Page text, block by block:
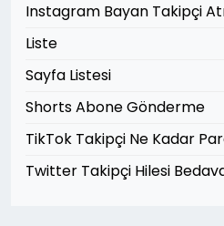
Instagram Bayan Takipçi
Liste
Sayfa Listesi
Shorts Abone Gönderme
TikTok Takipçi Ne Kadar
Twitter Takipçi Hilesi